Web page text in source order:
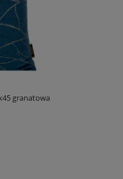
granatowa